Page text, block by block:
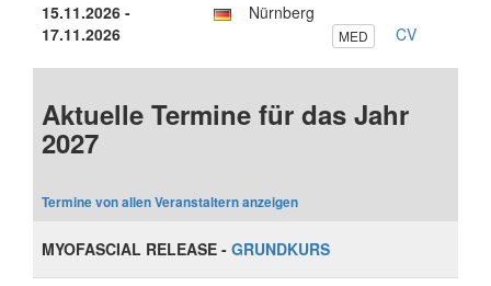
15.11.2026 -
17.11.2026
Nürnberg
MED CV
Aktuelle Termine für das Jahr
2027
Termine von allen Veranstaltern anzeigen
MYOFASCIAL RELEASE - GRUNDKURS